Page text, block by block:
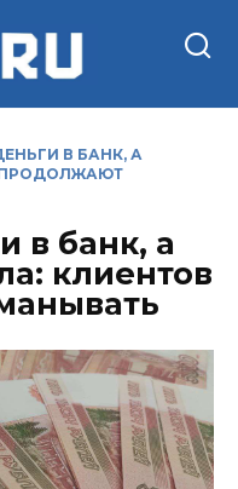
В БАНК, А
ПРОДОЛЖАЮТ
в банк, а
клиентов